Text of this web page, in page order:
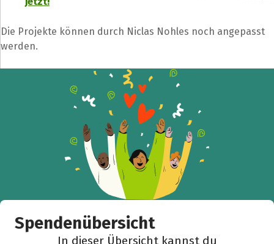
Die Projekte können durch Niclas Nohles noch angepasst
werden.
Spendenübersicht
In dieser Übersicht kannst du
Facebook WhatsApp